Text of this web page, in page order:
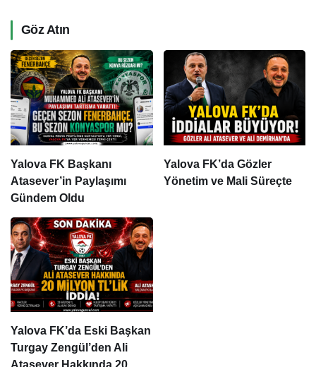
Göz Atın
Yalova FK Başkanı
Atasever’in Paylaşımı
Gündem Oldu
Yalova FK’da Gözler
Yönetim ve Mali Süreçte
Yalova FK’da Eski Başkan
Turgay Zengül’den Ali
Atasever Hakkında 20